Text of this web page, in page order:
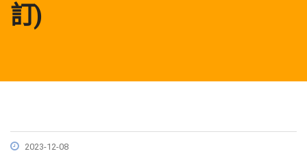
訂)
2023-12-08